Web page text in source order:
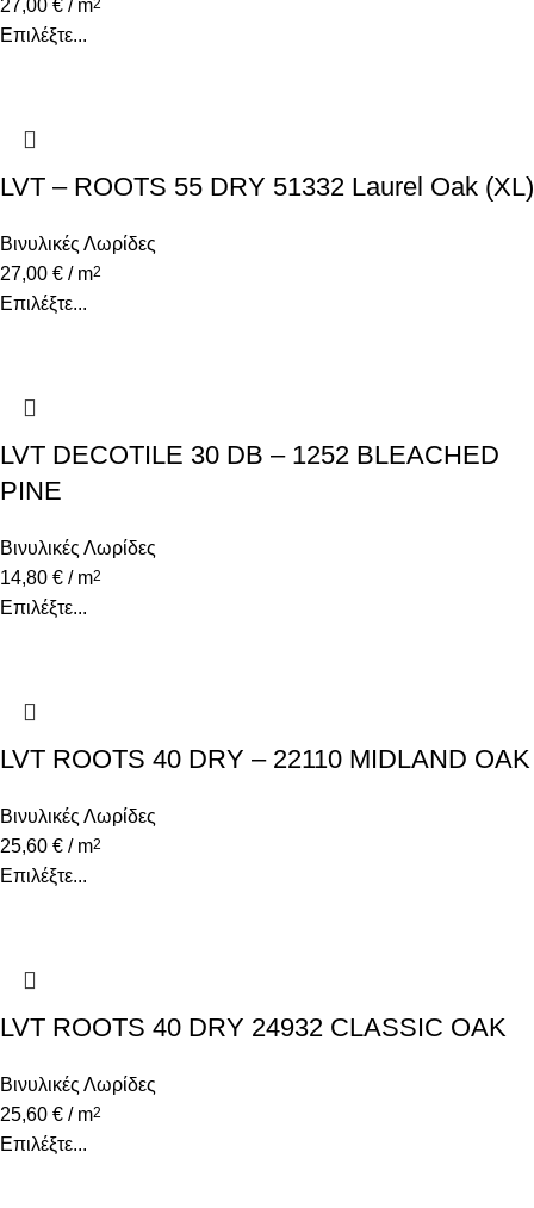
27,00 € / m2
Επιλέξτε...
LVT – ROOTS 55 DRY 51332 Laurel Oak (XL)
Βινυλικές Λωρίδες
27,00 € / m2
Επιλέξτε...
LVT DECOTILE 30 DB – 1252 BLEACHED
PINE
Βινυλικές Λωρίδες
14,80 € / m2
Επιλέξτε...
LVT ROOTS 40 DRY – 22110 MIDLAND OAK
Βινυλικές Λωρίδες
25,60 € / m2
Επιλέξτε...
LVT ROOTS 40 DRY 24932 CLASSIC OAK
Βινυλικές Λωρίδες
25,60 € / m2
Επιλέξτε...